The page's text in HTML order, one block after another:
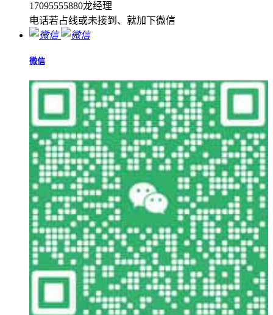
17095555880龙经理
电话若占线或未接到、就加下微信
微信